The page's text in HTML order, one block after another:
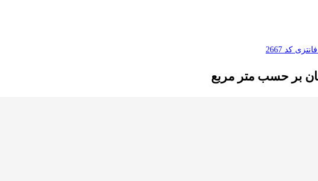
کد 2667
بر حسب متر مربع